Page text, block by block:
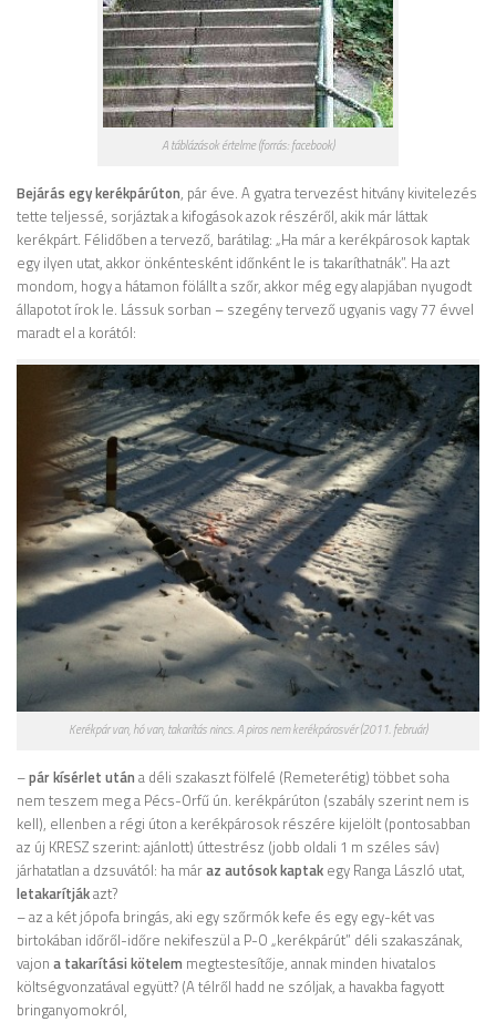
A táblázások értelme (forrás: facebook)
Bejárás egy kerékpárúton, pár éve. A gyatra tervezést hitvány kivitelezés
tette teljessé, sorjáztak a kifogások azok részéről, akik már láttak
kerékpárt. Félidőben a tervező, barátilag: „Ha már a kerékpárosok kaptak
egy ilyen utat, akkor önkéntesként időnként le is takaríthatnák”. Ha azt
mondom, hogy a hátamon fölállt a szőr, akkor még egy alapjában nyugodt
állapotot írok le. Lássuk sorban – szegény tervező ugyanis vagy 77 évvel
maradt el a korától:
Kerékpár van, hó van, takarítás nincs. A piros nem kerékpárosvér (2011. február)
–pár kísérlet után a déli szakaszt fölfelé (Remeterétig) többet soha
nem teszem meg a Pécs-Orfű ún. kerékpárúton (szabály szerint nem is
kell), ellenben a régi úton a kerékpárosok részére kijelölt (pontosabban
az új KRESZ szerint: ajánlott) úttestrész (jobb oldali 1 m széles sáv)
járhatatlan a dzsuvától: ha máraz autósok kaptak egy Ranga László utat,
letakarítjákazt?
– az a két jópofa bringás, aki egy szőrmók kefe és egy egy-két vas
birtokában időről-időre nekifeszül a P-O „kerékpárút” déli szakaszának,
vajon a takarítási kötelem megtestesítője, annak minden hivatalos
költségvonzatával együtt? (A télről hadd ne szóljak, a havakba fagyott
bringanyomokról,